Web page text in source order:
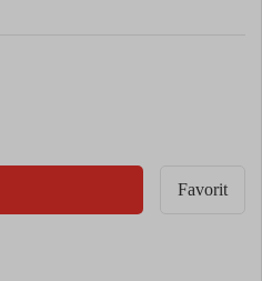
Favorit